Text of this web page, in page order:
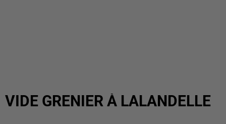
VIDE GRENIER À LALANDELLE